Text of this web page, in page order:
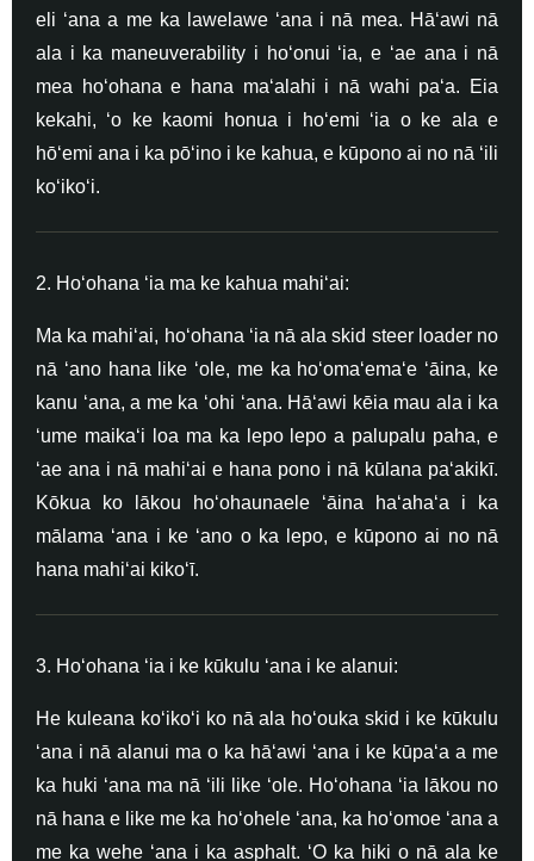
eli ʻana a me ka lawelawe ʻana i nā mea. Hāʻawi nā
ala i ka maneuverability i hoʻonui ʻia, e ʻae ana i nā
mea hoʻohana e hana maʻalahi i nā wahi paʻa. Eia
kekahi, ʻo ke kaomi honua i hoʻemi ʻia o ke ala e
hōʻemi ana i ka pōʻino i ke kahua, e kūpono ai no nā ʻili
koʻikoʻi.
2. Hoʻohana ʻia ma ke kahua mahiʻai:
Ma ka mahiʻai, hoʻohana ʻia nā ala skid steer loader no
nā ʻano hana like ʻole, me ka hoʻomaʻemaʻe ʻāina, ke
kanu ʻana, a me ka ʻohi ʻana. Hāʻawi kēia mau ala i ka
ʻume maikaʻi loa ma ka lepo lepo a palupalu paha, e
ʻae ana i nā mahiʻai e hana pono i nā kūlana paʻakikī.
Kōkua ko lākou hoʻohaunaele ʻāina haʻahaʻa i ka
mālama ʻana i ke ʻano o ka lepo, e kūpono ai no nā
hana mahiʻai kikoʻī.
3. Hoʻohana ʻia i ke kūkulu ʻana i ke alanui:
He kuleana koʻikoʻi ko nā ala hoʻouka skid i ke kūkulu
ʻana i nā alanui ma o ka hāʻawi ʻana i ke kūpaʻa a me
ka huki ʻana ma nā ʻili like ʻole. Hoʻohana ʻia lākou no
nā hana e like me ka hoʻohele ʻana, ka hoʻomoe ʻana a
me ka wehe ʻana i ka asphalt. ʻO ka hiki o nā ala ke